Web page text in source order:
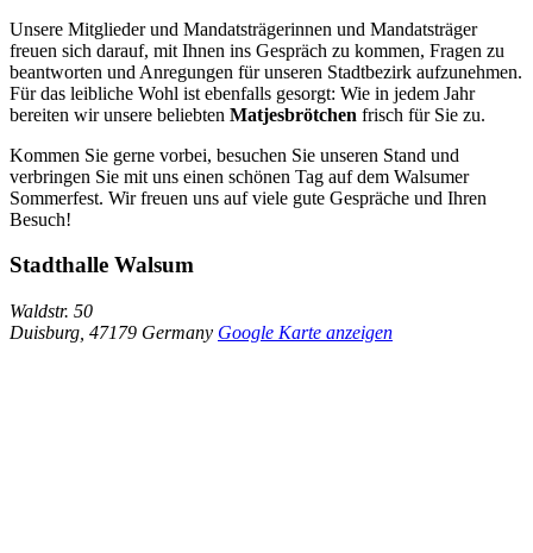
Unsere Mitglieder und Mandatsträgerinnen und Mandatsträger
freuen sich darauf, mit Ihnen ins Gespräch zu kommen, Fragen zu
beantworten und Anregungen für unseren Stadtbezirk aufzunehmen.
Für das leibliche Wohl ist ebenfalls gesorgt: Wie in jedem Jahr
bereiten wir unsere beliebten Matjesbrötchen frisch für Sie zu.
Kommen Sie gerne vorbei, besuchen Sie unseren Stand und
verbringen Sie mit uns einen schönen Tag auf dem Walsumer
Sommerfest. Wir freuen uns auf viele gute Gespräche und Ihren
Besuch!
Stadthalle Walsum
Waldstr. 50
Duisburg 47179 Germany Google Karte anzeigen